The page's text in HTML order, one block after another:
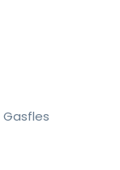
Gasfles